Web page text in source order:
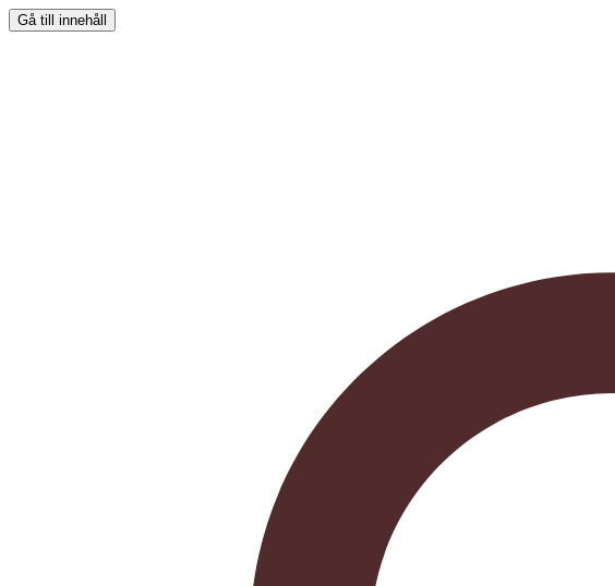
Gå till innehåll